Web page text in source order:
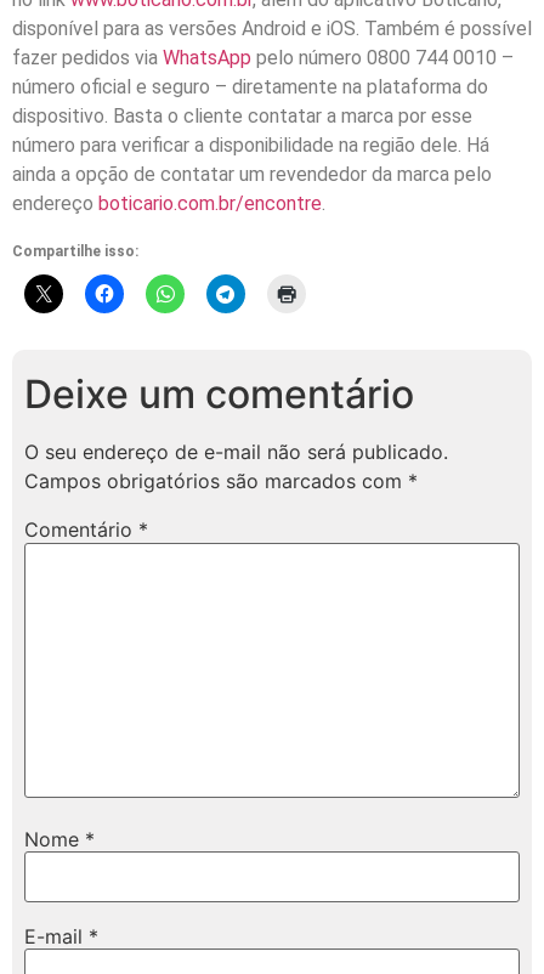
disponível para as versões Android e iOS. Também é possível
fazer pedidos via WhatsApp pelo número 0800 744 0010 –
número oficial e seguro – diretamente na plataforma do
dispositivo. Basta o cliente contatar a marca por esse
número para verificar a disponibilidade na região dele. Há
ainda a opção de contatar um revendedor da marca pelo
endereço boticario.com.br/encontre
Compartilhe isso:
Deixe um comentário
O seu endereço de e-mail não será publicado.
Campos obrigatórios são marcados com *
Comentário *
Nome *
E-mail *